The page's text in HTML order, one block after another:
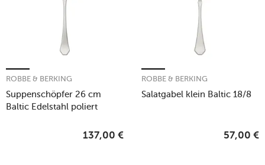
Suppenschöpfer 26 cm
Baltic Edelstahl poliert
ROBBE & BERKING
137,00 €
Salatgabel klein Baltic 18/8
ROBBE & BERKING
57,00 €